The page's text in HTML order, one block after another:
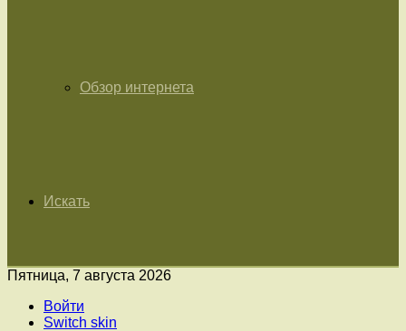
Обзор интернета
Искать
Пятница, 7 августа 2026
Войти
Switch skin